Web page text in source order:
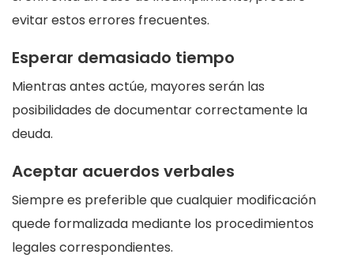
evitar estos errores frecuentes.
Esperar demasiado tiempo
Mientras antes actúe, mayores serán las
posibilidades de documentar correctamente la
deuda.
Aceptar acuerdos verbales
Siempre es preferible que cualquier modificación
quede formalizada mediante los procedimientos
legales correspondientes.